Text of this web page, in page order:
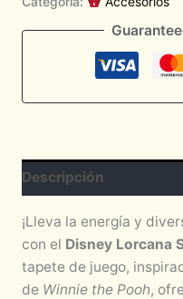
Descripción
¡Lleva la energía y
con el Disney Lorcana
tapete de juego,
de Winnie the Pooh,